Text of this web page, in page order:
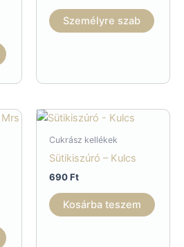
Személyre szab
Cukrász kellékek
Sütikiszúró – Kulcs
690Ft
Kosárba teszem